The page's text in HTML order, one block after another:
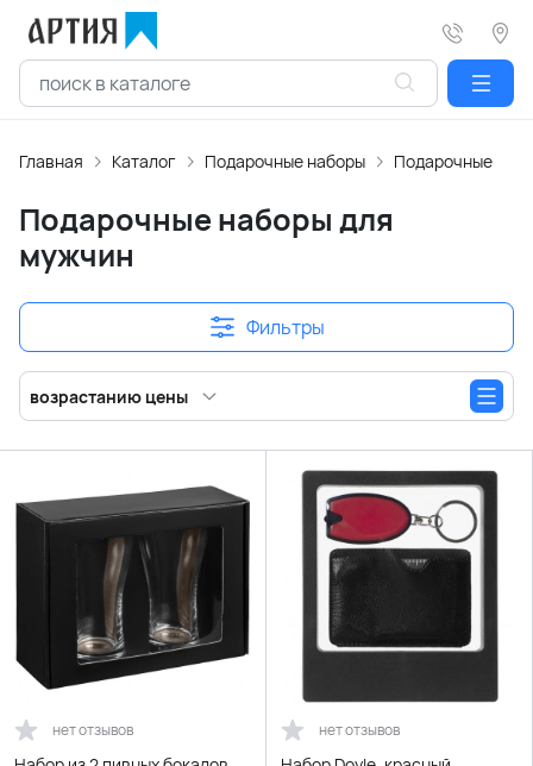
Главная Каталог Подарочные наборы Подарочные
Подарочные наборы для
мужчин
Фильтры
возрастанию цены
нет отзывов нет отзывов